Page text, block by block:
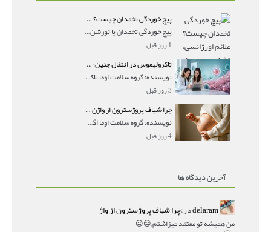
پیچ خوردگی تخمدان چیست؟ علائم اورژانسی، تشخیص و درمان تورشن تخمدان
پیچ خوردگی تخمدان یا تورشن تخمدان زمانی رخ می‌ده
1 روز قبل
تاکرولیموس در انتقال جنین؛ آیا شانس لانه‌گزینی را افزایش می‌دهد؟
نویسنده: گروه سلامت اوما تاکرولیموس در انتقال جنین
3 روز قبل
چرا شیاف پروژسترون از واژن بیرون می‌ریزد؟ میزان جذب و زمان صحیح مصرف
نویسنده: گروه سلامت اوما اگر بعد از گذاشتن شیاف پر
4 روز قبل
آخرین دیدگاه ها
delaramدر:چرا شیاف پروژسترون از واژ
من همیشه تو معتقد میزاشتم,,😑😐